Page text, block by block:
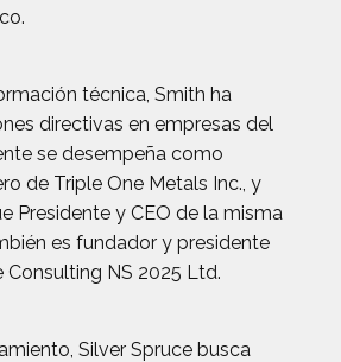
técnica, Smith ha
directivas en empresas del
se desempeña como
de Triple One Metals Inc., y
Presidente y CEO de la misma
es fundador y presidente
Consulting NS 2025 Ltd.
Silver Spruce busca